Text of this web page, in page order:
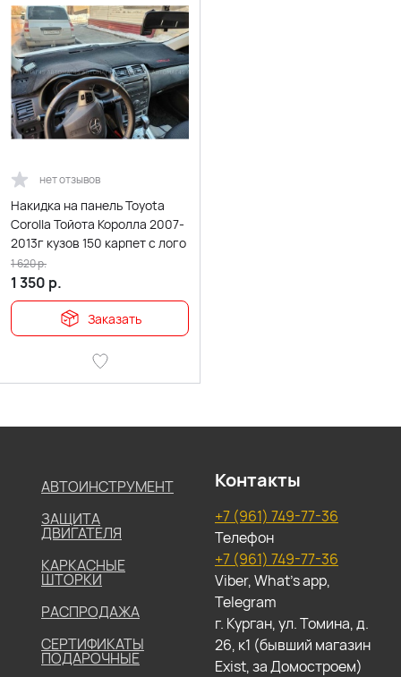
нет отзывов
Накидка на панель Toyota
Corolla Тойота Королла 2007-
2013г кузов 150 карпет с лого
1 350 р.
1 620р.
Заказать
АВТОИНСТРУМЕНТ
ЗАЩИТА
ДВИГАТЕЛЯ
КАРКАСНЫЕ
ШТОРКИ
РАСПРОДАЖА
СЕРТИФИКАТЫ
ПОДАРОЧНЫЕ
Контакты
+7 (961) 749-77-36
Телефон
+7 (961) 749-77-36
Viber, What's app,
Telegram
г. Курган, ул. Томина, д.
26, к1 (бывший магазин
Exist, за Домостроем)